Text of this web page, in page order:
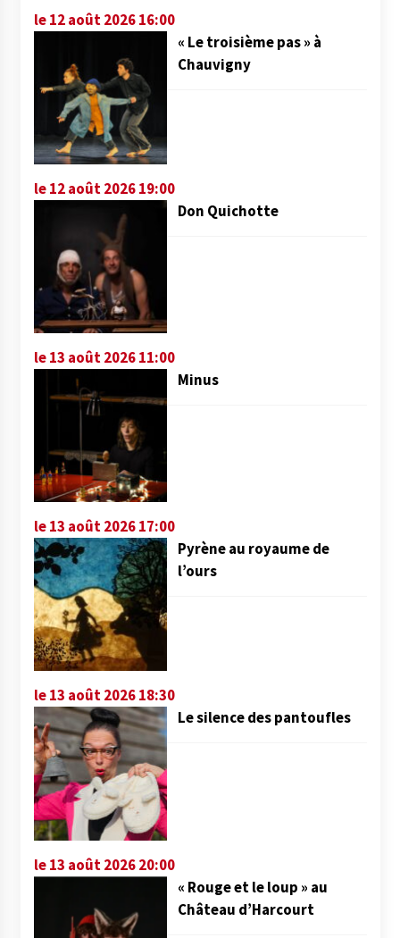
le 12 août 2026 16:00
« Le troisième pas » à
Chauvigny
le 12 août 2026 19:00
Don Quichotte
le 13 août 2026 11:00
Minus
le 13 août 2026 17:00
Pyrène au royaume de
l’ours
le 13 août 2026 18:30
Le silence des pantoufles
le 13 août 2026 20:00
« Rouge et le loup » au
Château d’Harcourt